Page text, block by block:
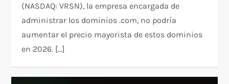
(NASDAQ: VRSN), la empresa encargada de
administrar los dominios .com, no podría
aumentar el precio mayorista de estos dominios
en 2026. […]